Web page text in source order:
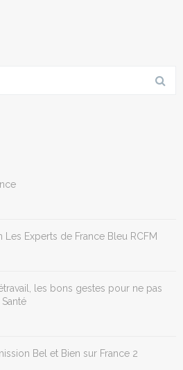
Les Experts de France Bleu RCFM
les bons gestes pour ne pas
Bel et Bien sur France 2